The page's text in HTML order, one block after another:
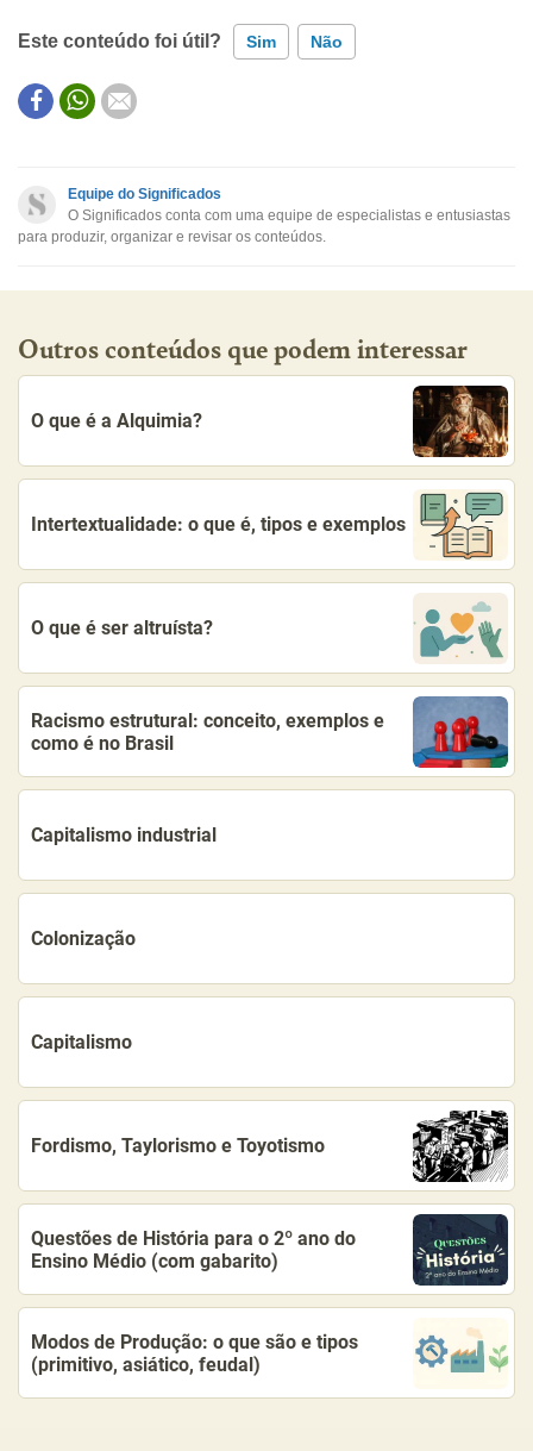
Este conteúdo foi útil? Sim Não
Este conteúdo não tem a informação que procuro
Outro
Equipe do Significados
O Significados conta com uma equipe de especialistas e entusiastas
para produzir, organizar e revisar os conteúdos.
Outros conteúdos que podem interessar
O que é a Alquimia?
Intertextualidade: o que é, tipos e exemplos
O que é ser altruísta?
Racismo estrutural: conceito, exemplos e
como é no Brasil
Capitalismo industrial
Colonização
Capitalismo
Fordismo, Taylorismo e Toyotismo
Questões de História para o 2º ano do
Ensino Médio (com gabarito)
Modos de Produção: o que são e tipos
(primitivo, asiático, feudal)